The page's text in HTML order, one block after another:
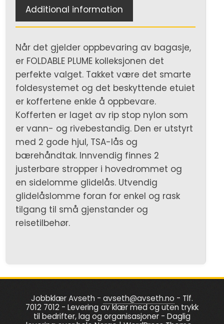
Additional information
Når det gjelder oppbevaring av bagasje,
er FOLDABLE PLUME kolleksjonen det
perfekte valget. Takket være det smarte
foldesystemet og det beskyttende etuiet
er koffertene enkle å oppbevare.
Kofferten er laget av rip stop nylon som
er vann- og rivebestandig. Den er utstyrt
med 2 gode hjul, TSA-lås og
bærehåndtak. Innvendig finnes 2
justerbare stropper i hovedrommet og
en sidelomme glidelås. Utvendig
glidelåslomme foran for enkel og rask
tilgang til små gjenstander og
reisetilbehør.
Jobbklær Avseth - avseth@avseth.no - Tlf.
7012 7012 - Levering av klær med og uten trykk
til bedrifter, lag og organisasjoner - Daglig